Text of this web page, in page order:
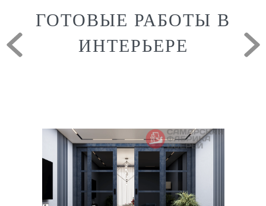
ГОТОВЫЕ РАБОТЫ В
ИНТЕРЬЕРЕ